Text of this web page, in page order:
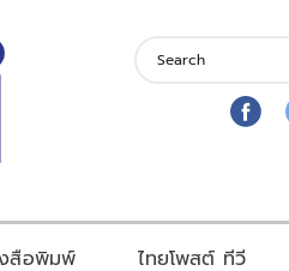
สือพิมพ์ ไทยโพสต์ ทีวี